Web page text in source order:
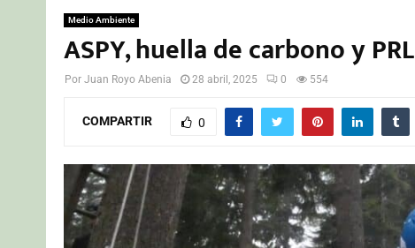
Medio Ambiente
ASPY, huella de carbono y PRL
Por Juan Royo Abenia 28 abril, 2025 0 554
COMPARTIR 0